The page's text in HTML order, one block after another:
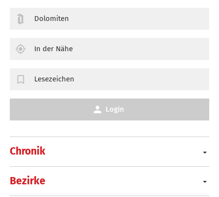
Chronik
Bezirke
Dolomiten
In der Nähe
Lesezeichen
Login